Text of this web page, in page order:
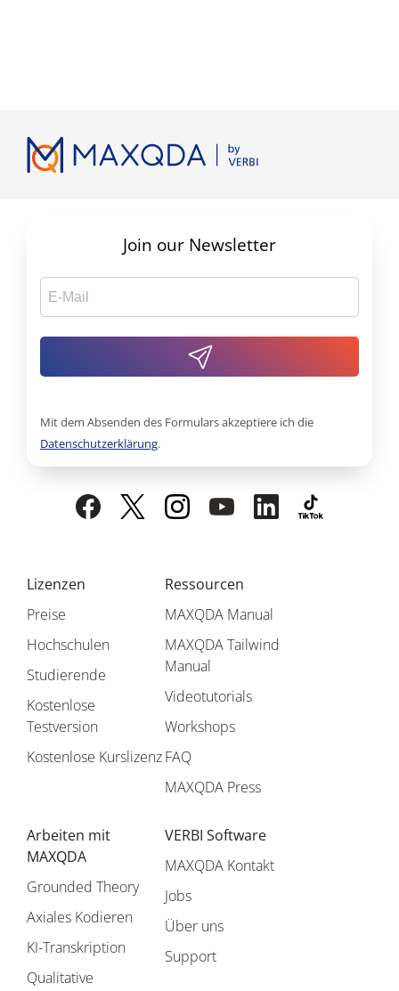
Lizenzen
Preise
Hochschulen
Studierende
Kostenlose
Testversion
Kostenlose Kurslizenz
Ressourcen
MAXQDA Manual
MAXQDA Tailwind
Manual
Videotutorials
Workshops
FAQ
MAXQDA Press
Arbeiten mit
MAXQDA
Grounded Theory
Axiales Kodieren
KI-Transkription
Qualitative
VERBI Software
MAXQDA Kontakt
Jobs
Über uns
Support
Join our Newsletter
Mit dem Absenden des Formulars akzeptiere ich die
Datenschutzerklärung.